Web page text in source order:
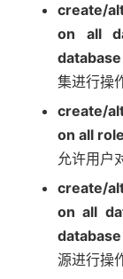
create/
on all
database
集进行操
create/
on all
允许用户
create/
on all
database
源进行操